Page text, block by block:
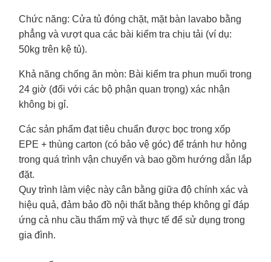
Chức năng: Cửa tủ đóng chặt, mặt bàn lavabo bằng
phẳng và vượt qua các bài kiểm tra chịu tải (ví dụ:
50kg trên kệ tủ).
Khả năng chống ăn mòn: Bài kiểm tra phun muối trong
24 giờ (đối với các bộ phận quan trọng) xác nhận
không bị gỉ.
Các sản phẩm đạt tiêu chuẩn được bọc trong xốp
EPE + thùng carton (có bảo vệ góc) để tránh hư hỏng
trong quá trình vận chuyển và bao gồm hướng dẫn lắp
đặt.
Quy trình làm việc này cân bằng giữa độ chính xác và
hiệu quả, đảm bảo đồ nội thất bằng thép không gỉ đáp
ứng cả nhu cầu thẩm mỹ và thực tế để sử dụng trong
gia đình.